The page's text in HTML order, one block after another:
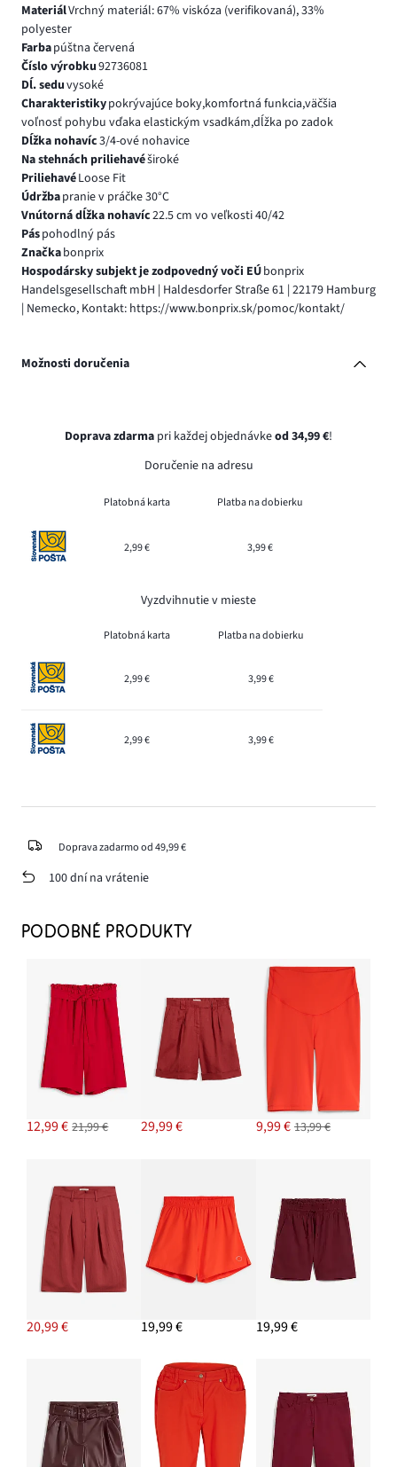
MateriálVrchný materiál: 67% viskóza (verifikovaná), 33%
polyester
Farbapúštna červená
Číslo výrobku92736081
Dĺ. seduvysoké
Charakteristikypokrývajúce boky,komfortná funkcia,väčšia
voľnosť pohybu vďaka elastickým vsadkám,dĺžka po zadok
Dĺžka nohavíc3/4-ové nohavice
Na stehnách priliehavéširoké
PriliehavéLoose Fit
Údržbapranie v práčke 30°C
Vnútorná dĺžka nohavíc22.5 cm vo veľkosti 40/42
Páspohodlný pás
Značkabonprix
Hospodársky subjekt je zodpovedný voči EÚbonprix
Handelsgesellschaft mbH | Haldesdorfer Straße 61 | 22179 Hamburg
| Nemecko, Kontakt: https://www.bonprix.sk/pomoc/kontakt/
Možnosti doručenia
Doprava zdarma pri každej objednávkeod 34,99 €!
Doručenie na adresu
Platobná karta Platba na dobierku
2,99 € 3,99 €
Vyzdvihnutie v mieste
Platobná karta Platba na dobierku
2,99 € 3,99 €
2,99 € 3,99 €
Doprava zadarmo od 49,99 €
100 dní na vrátenie
PODOBNÉ PRODUKTY
12,99 € 21,99 € 29,99 € 9,99 € 13,99 €
20,99 € 19,99 € 19,99 €